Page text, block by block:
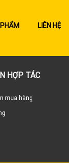
LIÊN HỆ
HỢP TÁC
mua hàng